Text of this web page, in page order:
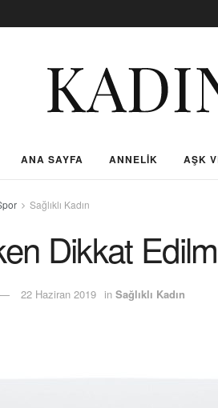
ANA SAYFA ANNELIK AŞK
Sağlıklı Kadın
Dikkat
22 Haziran 2019 in Sağlıklı Kadın